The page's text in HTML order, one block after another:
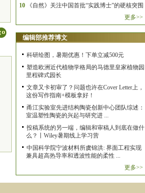
10
《自然》关注中国首批“实践博士”的硬核突围
更多>>
编辑部推荐博文
科研绘图，暑期优惠！下单立减500元
塑造欧洲近代植物学格局的马德里皇家植物园
里程碑式园长
文章又卡初审了？问题也许在Cover Letter上，
这份写作指南+模板拿好！
甬江实验室先进结构陶瓷创新中心团队综述：
室温塑性陶瓷的兴起与研究进 ...
投稿系统的另一端，编辑和审稿人到底在做什
么？丨Wiley暑期线上学习营
中国科学院宁波材料所虞锦洪: 界面工程实现
兼具超高热导率和透波性能的柔性 ...
更多>>